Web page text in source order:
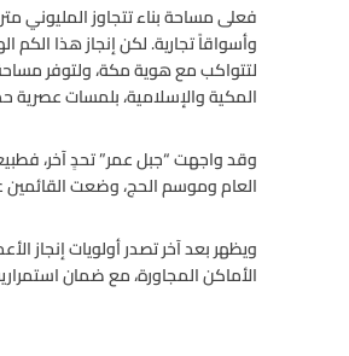
وأسواقاً تجاریة. لكن إنجاز هذا الكم
لتتواكب مع هوية مكة، ولتوفر
المكية والإسلامية، بلمسات عصرية
وقد واجهت “جبل عمر” تحدٍ آخر،
العام وموسم الحج، وضعت القائمين
ويظهر بعد آخر تصدر أولويات إنجاز
الأماكن المجاورة، مع ضمان